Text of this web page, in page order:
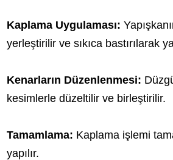
Kaplama Uygulaması:
yerleştirilir ve sıkıca bastırılarak
Kenarların Düzenlenmesi:
kesimlerle düzeltilir ve birleştirilir.
Tamamlama: Kaplama işlemi
yapılır.